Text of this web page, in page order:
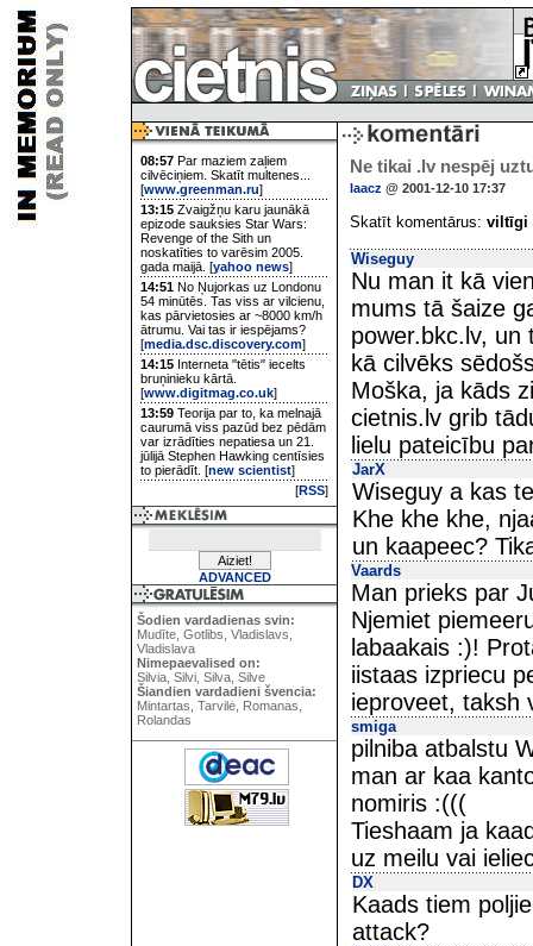
08:57 Par maziem zaļiem
cilvēciņiem. Skatīt multenes...
[www.greenman.ru]
13:15 Zvaigžņu karu jaunākā
epizode sauksies Star Wars:
Revenge of the Sith un
noskatīties to varēsim 2005.
gada maijā. [yahoo news]
14:51 No Ņujorkas uz Londonu
54 minūtēs. Tas viss ar vilcienu,
kas pārvietosies ar ~8000 km/h
ātrumu. Vai tas ir iespējams?
[media.dsc.discovery.com]
14:15 Interneta "tētis" iecelts
bruņinieku kārtā.
[www.digitmag.co.uk]
13:59 Teorija par to, ka melnajā
caurumā viss pazūd bez pēdām
var izrādīties nepatiesa un 21.
jūlijā Stephen Hawking centīsies
to pierādīt. [new scientist]
[RSS]
ADVANCED
Šodien vardadienas svin:
Mudīte, Gotlibs, Vladislavs,
Vladislava
Nimepaevalised on:
Silvia, Silvi, Silva, Silve
Šiandien vardadieni švencia:
Mintartas, Tarvilė, Romanas,
Rolandas
Ne tikai .lv nespēj
laacz @ 2001-12-10 17:37
Skatīt komentārus: viltīgi
Wiseguy
Nu man it kā
mums tā šaize
power.bkc.lv, un
kā cilvēks
Moška, ja kāds
cietnis.lv grib
lielu pateicību
JarX
Wiseguy a kas
Khe khe khe,
un kaapeec?
Vaards
Man prieks par
Njemiet
labaakais :)!
iistaas izpriecu
ieproveet, taksh
smiga
pilniba atbalstu
man ar kaa
nomiris :(((
Tieshaam ja
uz meilu vai
DX
Kaads tiem
attack?